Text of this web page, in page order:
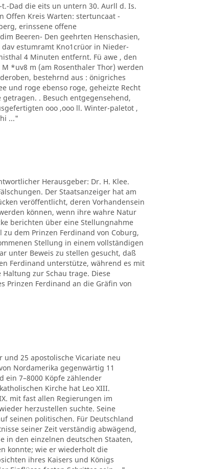
t.-Dad die eits un untern 30. Aurll d. Is.
Offen Kreis Warten: stertuncaat -
erinssene offene
Beeren- Den geehrten Henschasien,
estumramt Kno1crüor in Nieder-
4 Minuten entfernt. Fü awe , den
*uv8 m (am Rosenthaler Thor) werden
bestehrnd aus : önigriches
und roge ebenso roge, geheizte Recht
. Besuch entgegensehend,
ooo ,ooo ll. Winter-paletot ,
..."
Herausgeber: Dr. H. Klee.
Der Staatsanzeiger hat am
veröffentlicht, deren Vorhandensein
können, wenn ihre wahre Natur
berichten über eine Stellungnahme
dem Prinzen Ferdinand von Coburg,
Stellung in einem vollständigen
unter Beweis zu stellen gesucht, daß
Ferdinand unterstütze, während es mit
zur Schau trage. Diese
Prinzen Ferdinand an die Gräfin von
25 apostolische Vicariate neu
Nordamerika gegenwärtig 11
ein 7–8000 Köpfe zählender
Kirche hat Leo XIII.
mit fast allen Regierungen im
herzustellen suchte. Seine
seinen politischen. Für Deutschland
seiner Zeit verständig abwägend,
in den einzelnen deutschen Staaten,
konnte; wie er wiederholt die
ihres Kaisers und Königs